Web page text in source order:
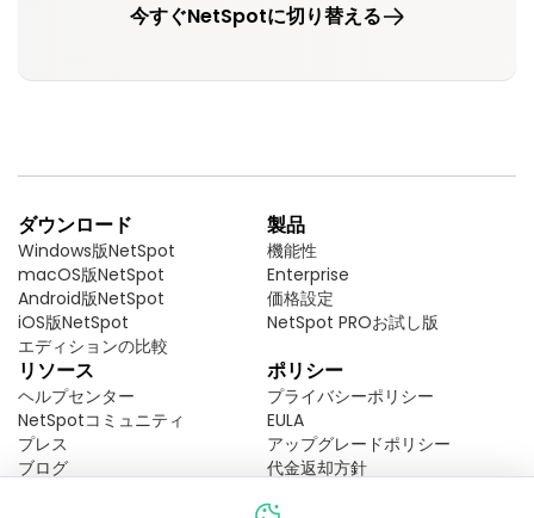
今すぐNetSpotに切り替える
ダウンロード
Windows版NetSpot
macOS版NetSpot
Android版NetSpot
iOS版NetSpot
エディションの比較
製品
機能性
Enterprise
価格設定
NetSpot PROお試し版
リソース
ヘルプセンター
NetSpotコミュニティ
プレス
ブログ
ポリシー
プライバシーポリシー
EULA
アップグレードポリシー
代金返却方針